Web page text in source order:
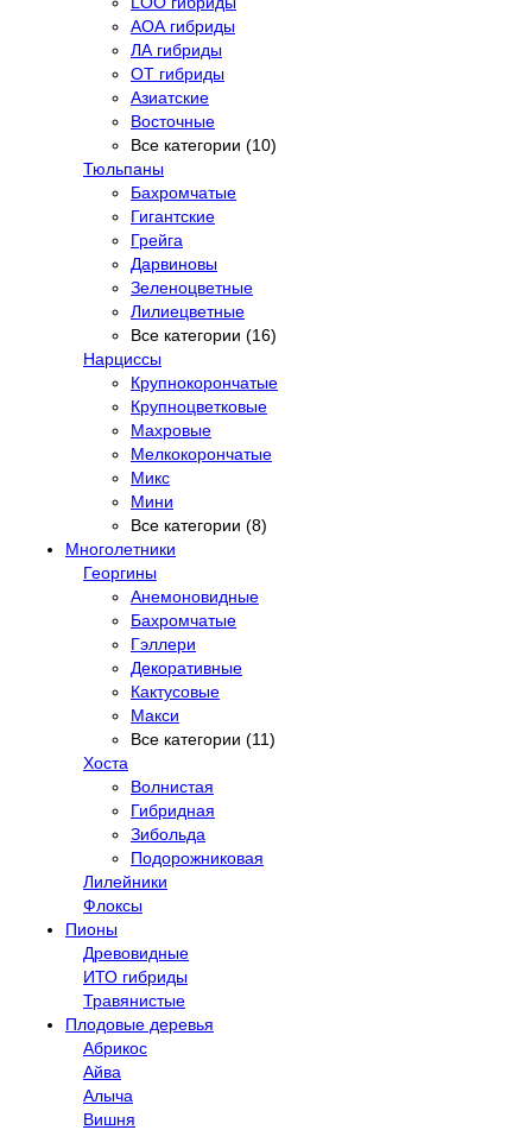
АОА гибриды
ЛА гибриды
ОТ гибриды
Азиатские
Восточные
Все категории (10)
Тюльпаны
Бахромчатые
Гигантские
Грейга
Дарвиновы
Зеленоцветные
Лилиецветные
Все категории (16)
Нарциссы
Крупнокорончатые
Крупноцветковые
Махровые
Мелкокорончатые
Микс
Мини
Все категории (8)
Многолетники
Георгины
Анемоновидные
Бахромчатые
Гэллери
Декоративные
Кактусовые
Макси
Все категории (11)
Хоста
Волнистая
Гибридная
Зибольда
Подорожниковая
Лилейники
Флоксы
Пионы
Древовидные
ИТО гибриды
Травянистые
Плодовые деревья
Абрикос
Айва
Алыча
Вишня